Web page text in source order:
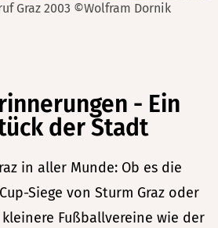
Graz, 2003 ©Wolfram Dornik
- Ein
der Stadt
in aller Munde: Ob es die
Siege von Sturm Graz oder
kleinere Fußballvereine wie der